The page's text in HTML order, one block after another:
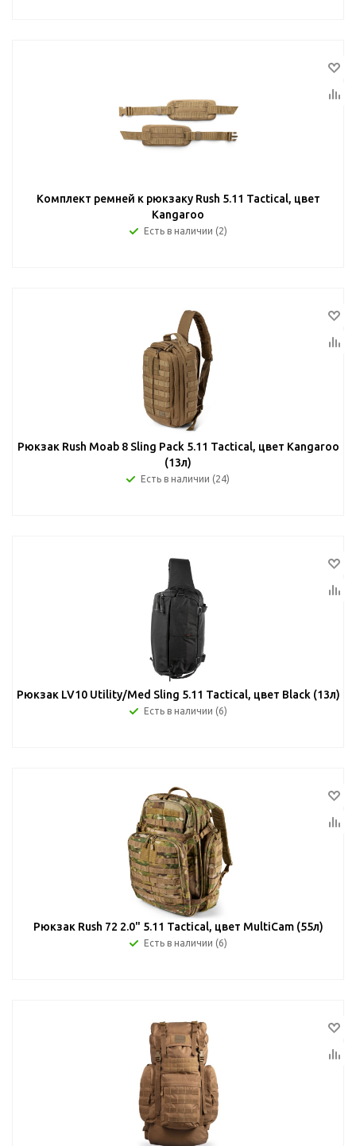
Комплект ремней к рюкзаку Rush 5.11 Tactical, цвет
Kangaroo
Есть в наличии (2)
Рюкзак Rush Moab 8 Sling Pack 5.11 Tactical, цвет Kangaroo
(13л)
Есть в наличии (24)
Рюкзак LV10 Utility/Med Sling 5.11 Tactical, цвет Black (13л)
Есть в наличии (6)
Рюкзак Rush 72 2.0" 5.11 Tactical, цвет MultiCam (55л)
Есть в наличии (6)